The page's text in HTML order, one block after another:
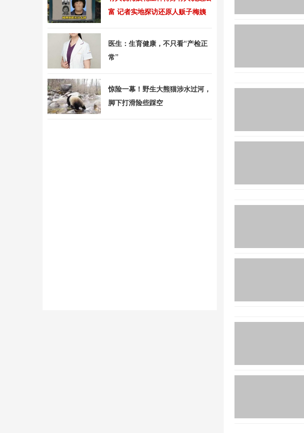
富 记者实地探访还原人贩子梅姨
医生：生育健康，不只看“产检正
常”
惊险一幕！野生大熊猫涉水过河，
脚下打滑险些踩空